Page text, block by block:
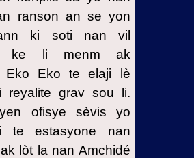
ranson an se yon
ki soti nan vil
ke li menm ak
Eko Eko te elaji lè
reyalite grav sou li.
ofisye sèvis yo
te estasyone nan
lòt la nan Amchidé